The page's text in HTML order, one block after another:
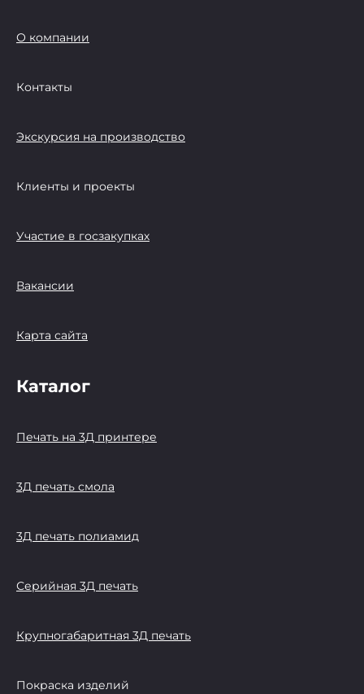
О компании
Контакты
Экскурсия на производство
Клиенты и проекты
Участие в госзакупках
Вакансии
Карта сайта
Каталог
Печать на 3Д принтере
3Д печать смола
3Д печать полиамид
Серийная 3Д печать
Крупногабаритная 3Д печать
Покраска изделий